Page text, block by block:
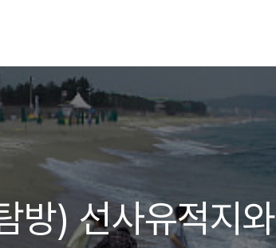
방) 선사유적지와